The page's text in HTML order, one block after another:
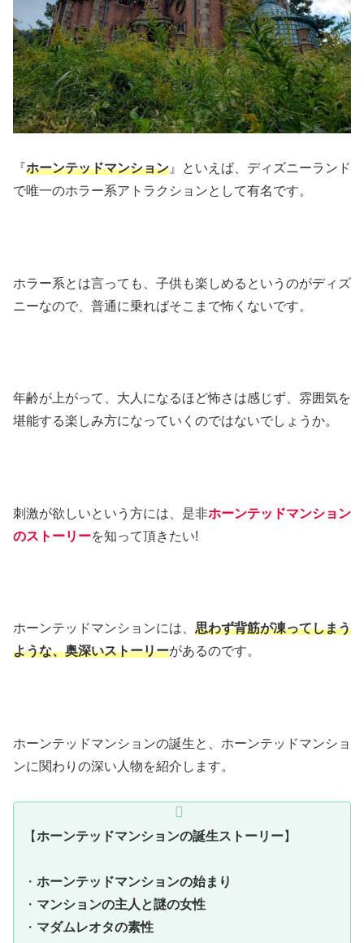
『ホーンテッドマンション 』といえば、ディズニーランド
で唯一のホラー系アトラクションとして有名です。
ホラー系とは言っても、子供も楽しめるというのがディズ
ニーなので、普通に乗ればそこまで怖くないです。
年齢が上がって、大人になるほど怖さは感じず、雰囲気を
堪能する楽しみ方になっていくのではないでしょうか。
刺激が欲しいという方には、是非ホーンテッドマンション
のストーリーを知って頂きたい!
ホーンテッドマンションには、 思わず背筋が凍ってしまう
ような、奥深いストーリーがあるのです。
ホーンテッドマンションの誕生と、ホーンテッドマンショ
ンに関わりの深い人物を紹介します。
【ホーンテッドマンションの誕生ストーリー】
・ ホーンテッドマンションの始まり
・ マンションの主人と謎の女性
・ マダムレオタの素性